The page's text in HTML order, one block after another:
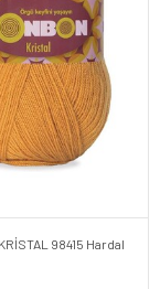
98415 Hardal